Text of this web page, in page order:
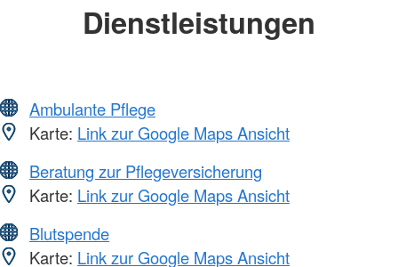
Dienstleistungen
Ambulante Pflege
Karte: Link zur Google Maps Ansicht
Beratung zur Pflegeversicherung
Karte: Link zur Google Maps Ansicht
Blutspende
Karte: Link zur Google Maps Ansicht